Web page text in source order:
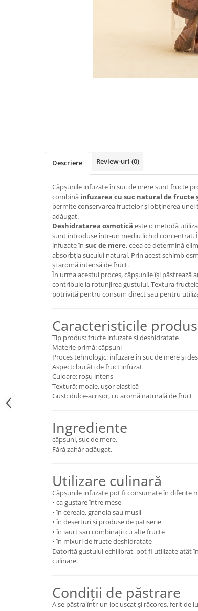
Descriere Review-uri (0)
Căpșunile infuzate în suc de mere sunt fructe
combină infuzarea cu suc natural de fructe
permite conservarea fructelor și obținerea
adăugat.
Deshidratarea osmotică este o metodă
sunt introduse într-un mediu lichid concentrat.
infuzate în suc de mere, ceea ce determină
absorbția sucului natural. Prin acest schimb
și aromă intensă de fruct.
În urma acestui proces, căpșunile își păstrează
contribuie la rotunjirea gustului. Textura
potrivită pentru consum direct sau pentru
Caracteristicile
Tip produs: fructe infuzate și deshidratate
Materie primă: căpșuni
Proces tehnologic: infuzare în suc de mere și
Aspect: bucăți de fruct infuzat
Culoare: roșu intens
Textură: moale, ușor elastică
Gust: dulce-acrișor, cu aromă naturală de fruct
Ingrediente
căpșuni, suc de mere.
Fără zahăr adăugat.
Utilizare culinară
Căpșunile infuzate pot fi consumate în diferite
• ca gustare între mese
• în cereale, granola sau musli
• în deserturi și produse de patiserie
• în iaurt sau combinații cu alte fructe
• în mixuri de fructe deshidratate
Datorită gustului echilibrat, pot fi utilizate atât
culinare.
Condiții de păstrare
A se păstra într-un loc uscat și răcoros, ferit de